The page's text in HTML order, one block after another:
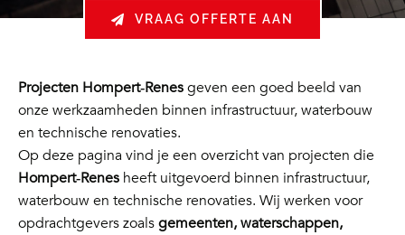
VRAAG OFFERTE AAN
Projecten Hompert‑Renesgeven een goed beeld van
onze werkzaamheden binnen infrastructuur, waterbouw
en technische renovaties.
Op deze pagina vind je een overzicht van projecten die
Hompert‑Renesheeft uitgevoerd binnen infrastructuur,
waterbouw en technische renovaties. Wij werken voor
opdrachtgevers zoalsgemeenten, waterschappen,